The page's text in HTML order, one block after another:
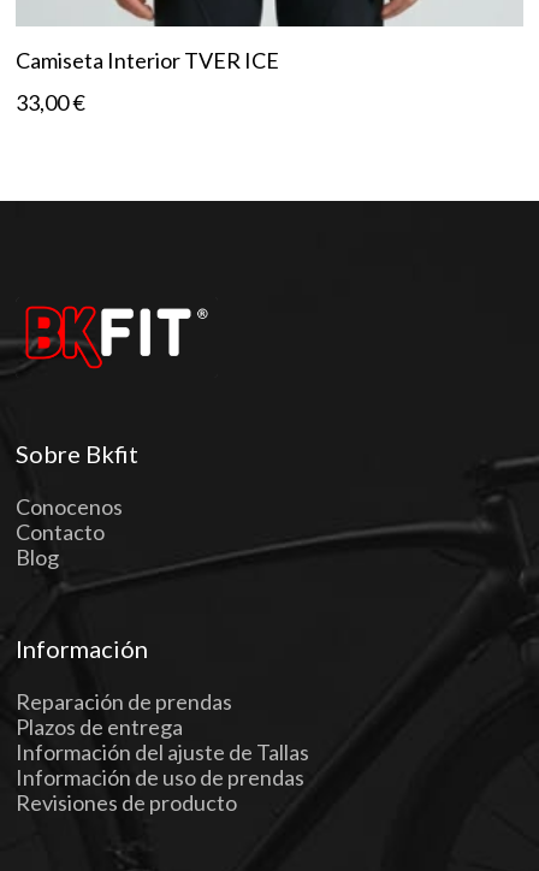
Camiseta Interior TVER ICE
33,00€
Sobre Bkfit
Conocenos
Contacto
Blog
Información
Reparación de prendas
Plazos de entrega
Información del ajuste de Tallas
Información de uso de prendas
Revisiones de producto